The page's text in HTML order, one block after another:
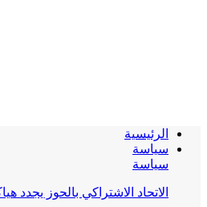
الرئيسية
سياسة
سياسة
الاتحاد الاشتراكي بالحوز يجدد